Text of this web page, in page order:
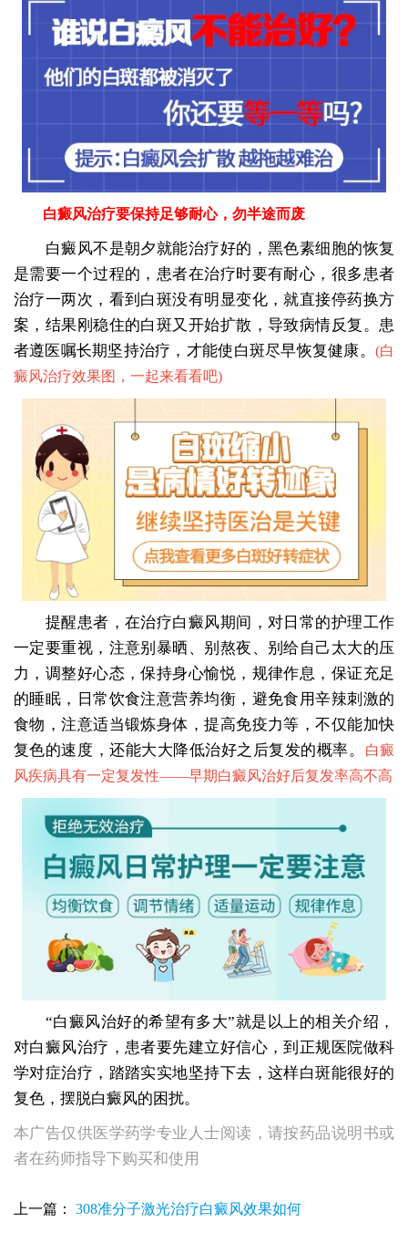
白癜风治疗要保持足够耐心，勿半途而废
白癜风不是朝夕就能治疗好的，黑色素细胞的恢复
是需要一个过程的，患者在治疗时要有耐心，很多患者
治疗一两次，看到白斑没有明显变化，就直接停药换方
案，结果刚稳住的白斑又开始扩散，导致病情反复。患
者遵医嘱长期坚持治疗，才能使白斑尽早恢复健康。 (白
癜风治疗效果图，一起来看看吧)
提醒患者，在治疗白癜风期间，对日常的护理工作
一定要重视，注意别暴晒、别熬夜、别给自己太大的压
力，调整好心态，保持身心愉悦，规律作息，保证充足
的睡眠，日常饮食注意营养均衡，避免食用辛辣刺激的
食物，注意适当锻炼身体，提高免疫力等，不仅能加快
复色的速度，还能大大降低治好之后复发的概率。
白癜
风疾病具有一定复发性——早期白癜风治好后复发率高不高
“白癜风治好的希望有多大”就是以上的相关介绍，
对白癜风治疗，患者要先建立好信心，到正规医院做科
学对症治疗，踏踏实实地坚持下去，这样白斑能很好的
复色，摆脱白癜风的困扰。
本广告仅供医学药学专业人士阅读，请按药品说明书或
者在药师指导下购买和使用
上一篇： 308准分子激光治疗白癜风效果如何
白癜风患者有必要吃补品吗 吃哪些食物利于白癜风治疗
白癜风治疗了半个月还在扩散需要停药吗